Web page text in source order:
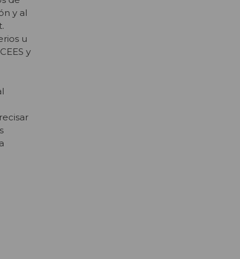
y al
u
y